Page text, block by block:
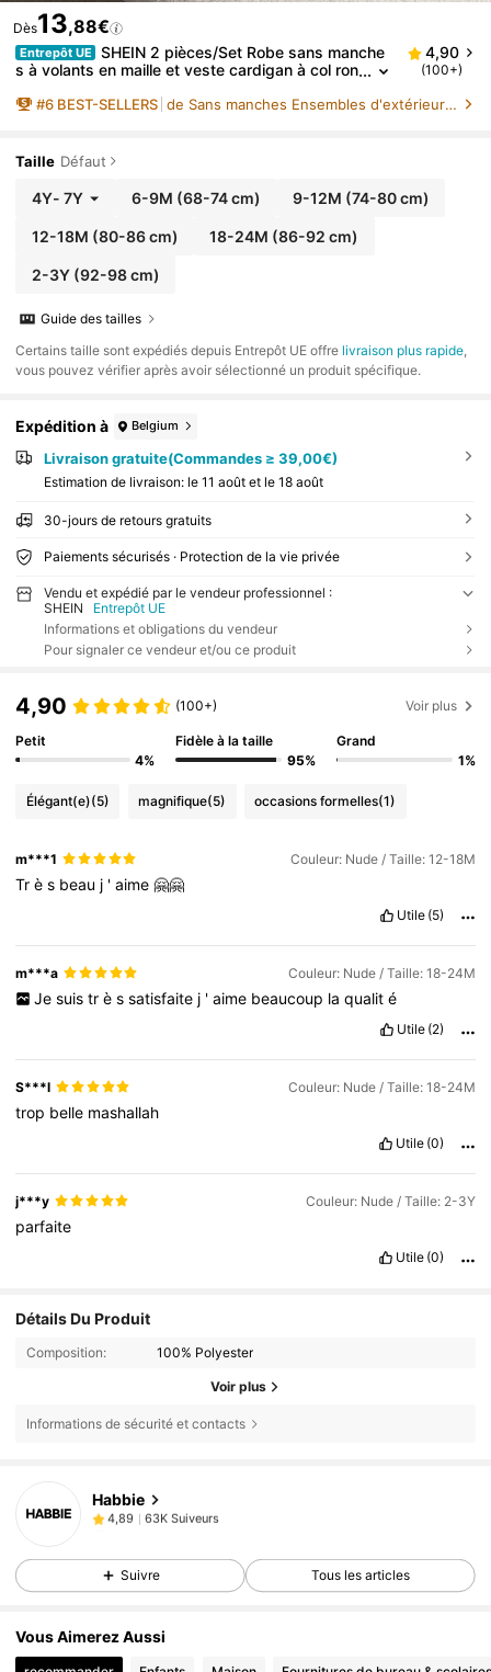
Dès13,88€
Entrepôt UE
SHEIN 2 pièces/Set Robe sans manche
s à volants en maille et veste cardigan à col ron
gant pour anniversaire
4,90
(100+)
#6 BEST-SELLERS de Sans manches Ensembles d'extérieur pour bébé fi
Taille Défaut
4Y- 7Y 6-9M (68-74 cm) 9-12M (74-80 cm)
12-18M (80-86 cm) 18-24M (86-92 cm)
2-3Y(92-98 cm)
Guide des tailles
​Certains taille sont expédiés depuis Entrepôt UE offre livraison plus rapide
vous pouvez vérifier après avoir sélectionné un produit spécifique.
Expédition à Belgium
Livraison gratuite(Commandes ≥ 39,00€)
Estimation de livraison: le 11 août et le 18 août
30-jours de retours gratuits
Paiements sécurisés · Protection de la vie privée
Vendu et expédié par le vendeur professionnel :
SHEIN
Entrepôt UE
Informations et obligations du vendeur
Pour signaler ce vendeur et/ou ce produit
4,90 (100+) Voir plus
Petit
4%
Fidèle à la taille
95%
Grand
1%
Élégant(e)(5) magnifique(5) occasions formelles(1)
m***1 Couleur: Nude / Taille: 12-18M
Très beau j 'aime🤗🤗
Utile (5)
m***a Couleur: Nude / Taille: 18-24M
Je suis tr è s satisfaite j ' aime beaucoup la qualit é
Utile (2)
S***l Couleur: Nude / Taille: 18-24M
trop belle mashallah
Utile (0)
j***y Couleur: Nude / Taille: 2-3Y
parfaite
Utile (0)
Détails Du Produit
Composition: 100% Polyester
Voir plus
Informations de sécurité et contacts
Habbie
4,89
63K Suiveurs
f***2 est en train de naviguer
4,89 63K Suiveurs
Suivre Tous les articles
Vous Aimerez Aussi